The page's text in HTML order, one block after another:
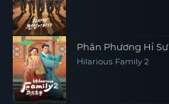
Phân Phương Hỉ Sự
Hilarious Family 2